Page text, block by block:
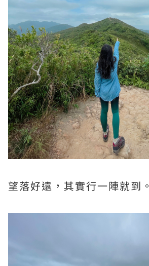
望落好遠，其實行一陣就到。